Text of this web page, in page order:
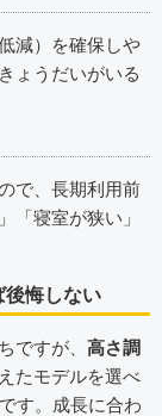
減）を確保しや
ょうだいがいる
で、長期利用前
「寝室が狭い」
後悔しない
ですが、 高さ調
たモデルを選べ
す。成長に合わ